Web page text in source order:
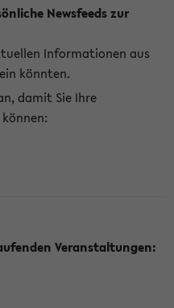
Newsfeeds zur
Informationen aus
könnten.
damit Sie Ihre
Veranstaltungen: